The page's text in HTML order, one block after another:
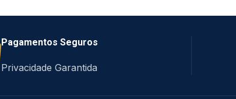
Pagamentos Seguros
Privacidade Garantida